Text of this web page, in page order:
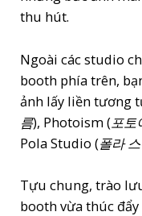
thu hút.
Ngoài các studio
booth phía trên,
ảnh lấy liền tương
름), Photoism (포토
Pola Studio (폴라
Tựu chung, trào
booth vừa thúc